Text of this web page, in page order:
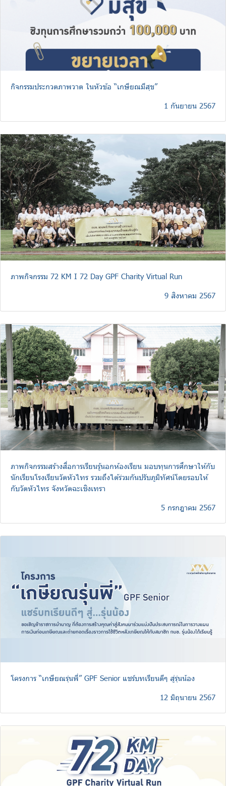
กิจกรรมประกวดภาพวาด ในหัวข้อ “เกษียณมีสุข”
1 กันยายน 2567
ภาพกิจกรรม 72 KM I 72 Day GPF Charity Virtual Run
9 สิงหาคม 2567
ภาพกิจกรรมสร้างสื่อการเรียนรู้นอกห้องเรียน มอบทุนการศึกษาให้กับ
นักเรียนโรงเรียนวัดหัวไทร รวมถึงได้ร่วมกันปรับภูมิทัศน์โดยรอบให้
กับวัดหัวไทร จังหวัดฉะเชิงเทรา
5 กรกฎาคม 2567
โครงการ “เกษียณรุ่นพี่” GPF Senior แชร์บทเรียนดีๆ สู่รุ่นน้อง
12 มิถุนายน 2567